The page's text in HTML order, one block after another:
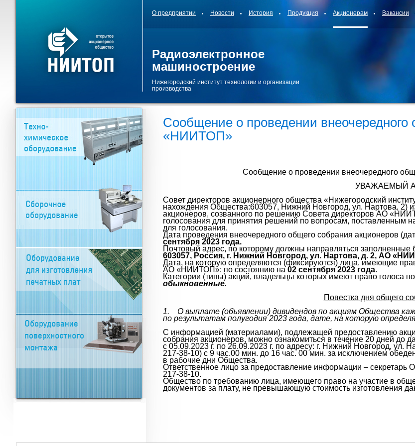
О предприятии Новости История Продукция Акционерам Вакансии
Радиоэлектронное
машиностроение
Нижегородский институт технологии и организации
производства
Сообщение о проведении
«НИИТОП»
Сообщение о проведении внеочередного
УВАЖАЕМЫЙ
Совет директоров акционерного общества «Нижегородский
нахождения Общества:603057, Нижний Новгород, ул. Нартова, 2)
акционеров, созванного по решению Совета директоров АО
голосования для принятия решений по вопросам, поставленным
для голосования.
Дата проведения внеочередного общего собрания акционеров
сентября 2023 года.
Почтовый адрес, по которому должны направляться заполненные
603057, Россия, г. Нижний Новгород, ул. Нартова, д. 2, АО
Дата, на которую определяются (фиксируются) лица, имеющие
АО «НИИТОП»: по состоянию на02 сентября 2023 года.
Категории (типы) акций, владельцы которых имеют право голоса
обыкновенные.
Повестка дня общего
1. О выплате (объявлении) дивидендов по акциям Общества
по результатам полугодия 2023 года, дате, на которую
С информацией (материалами), подлежащей предоставлению
собрания акционеров, можно ознакомиться в течение 20 дней до
с 05.09.2023 г. по 26.09.2023 г. по адресу: г. Нижний Новгород,
217-38-10) с 9 час.00 мин. до 16 час. 00 мин. за исключением
в рабочие дни Общества.
Ответственное лицо за предоставление информации –
217-38-10.
Общество по требованию лица, имеющего право на участие в
документов за плату, не превышающую стоимость изготовления